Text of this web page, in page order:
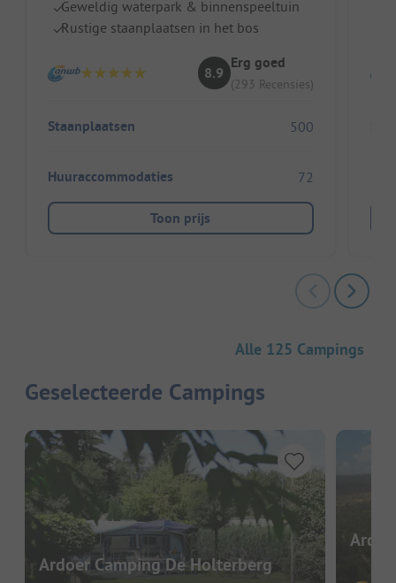
Geweldig waterpark & binnenspeeltuin
Rustige staanplaatsen in het bos
8.9
Erg goed
(293 Recensies)
Staanplaatsen 500
Huuraccommodaties 72
Toon prijs
Alle 125 Campings
Geselecteerde Campings
Ardoer Camping De Holterberg